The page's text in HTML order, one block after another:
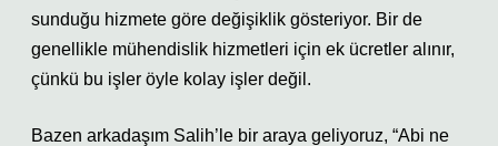
sunduğu hizmete göre değişiklik gösteriyor. Bir de
genellikle mühendislik hizmetleri için ek ücretler alınır,
çünkü bu işler öyle kolay işler değil.
Bazen arkadaşım Salih’le bir araya geliyoruz, “Abi ne